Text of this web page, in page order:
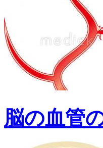
脳の血管